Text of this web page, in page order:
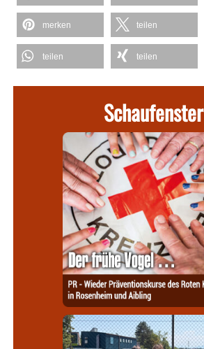
merken teilen
teilen teilen
Schaufenster